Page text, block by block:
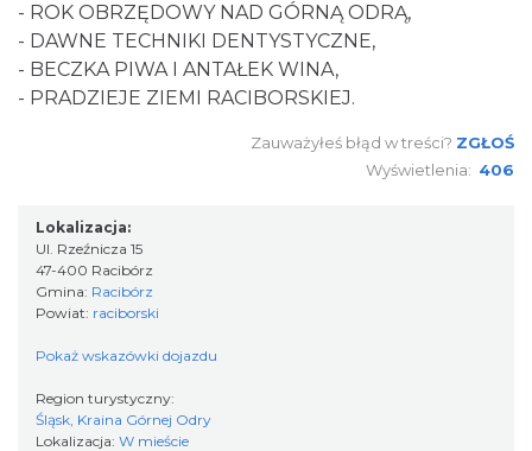
- ROK OBRZĘDOWY NAD GÓRNĄ ODRĄ,
- DAWNE TECHNIKI DENTYSTYCZNE,
- BECZKA PIWA I ANTAŁEK WINA,
- PRADZIEJE ZIEMI RACIBORSKIEJ.
Zauważyłeś błąd w treści? ZGŁOŚ
Wyświetlenia: 406
Lokalizacja:
Ul. Rzeźnicza 15
47-400 Racibórz
Gmina: Racibórz
Powiat: raciborski
Pokaż wskazówki dojazdu
Region turystyczny:
Śląsk, Kraina Górnej Odry
Lokalizacja: W mieście